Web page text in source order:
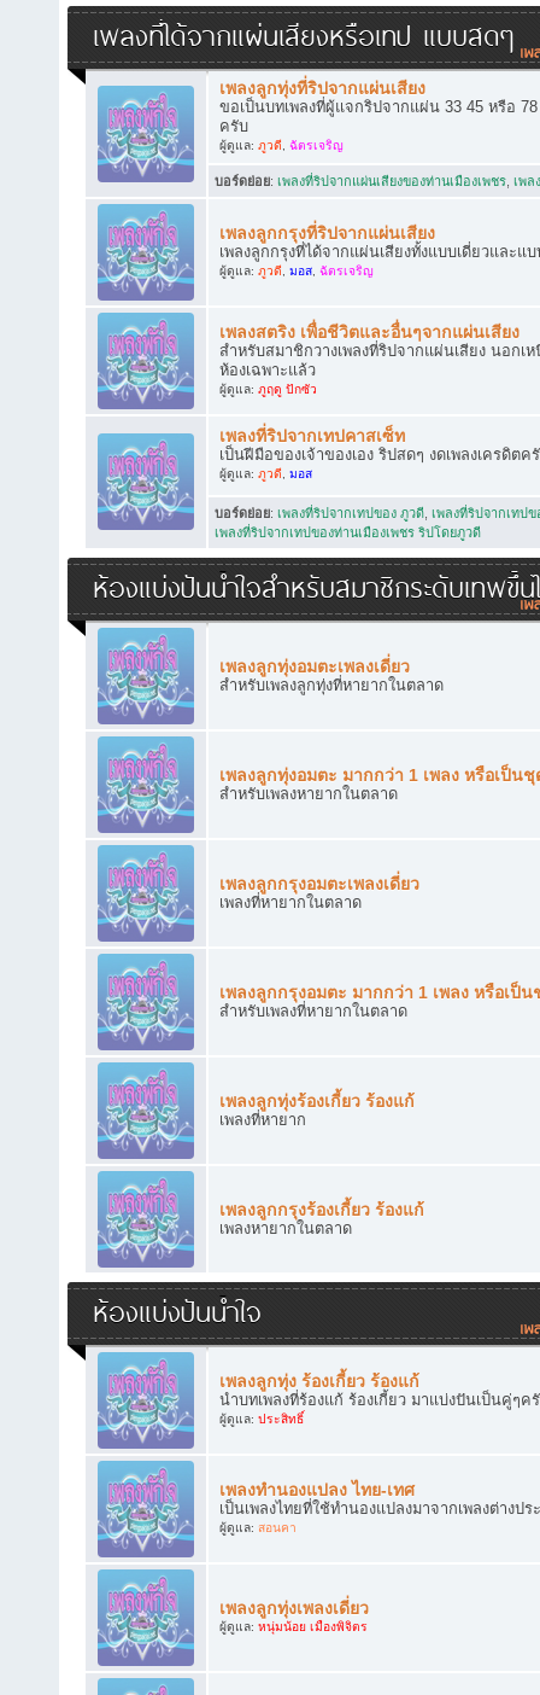
เพลงที่ได้จากแผ่นเสียงหรือเทป แบบสดๆ
เพลงลูกทุ่งที่ริปจากแผ่นเสียง
ขอเป็นบทเพลงที่ผู้แจกริปจากแผ่น 33 45 หรือ 78
ครับ
ผู้ดูแล: ภูวดี, ฉัตรเจริญ
บอร์ดย่อย: เพลงที่ริปจากแผ่นเสียงของท่านเมืองเพชร เพล
เพลงลูกกรุงที่ริปจากแผ่นเสียง
เพลงลูกกรุงที่ได้จากแผ่นเสียงทั้งแบบเดี่ยวและแ
ผู้ดูแล: ภูวดี, มอส, ฉัตรเจริญ
เพลงสตริง เพื่อชีวิตและอื่นๆจากแผ่นเสียง
สำหรับสมาชิกวางเพลงที่ริปจากแผ่นเสียง นอกเ
ห้องเฉพาะแล้ว
ผู้ดูแล: ภูฤดู ปักซัว
เพลงที่ริปจากเทปคาสเซ็ท
เป็นฝีมือของเจ้าของเอง ริปสดๆ งดเพลงเครดิตค
ผู้ดูแล: ภูวดี, มอส
บอร์ดย่อย: เพลงที่ริปจากเทปของ ภูวดี เพลงที่ริปจากเทป
เพลงที่ริปจากเทปของท่านเมืองเพชร ริปโดยภูวดี
ห้องแบ่งปันน้ำใจสำหรับสมาชิกระดับเทพขึ้น
เพลงลูกทุ่งอมตะเพลงเดี่ยว
สำหรับเพลงลูกทุ่งที่หายากในตลาด
เพลงลูกทุ่งอมตะ มากกว่า 1 เพลง หรือเป็นชุ
สำหรับเพลงหายากในตลาด
เพลงลูกกรุงอมตะเพลงเดี่ยว
เพลงที่หายากในตลาด
เพลงลูกกรุงอมตะ มากกว่า 1 เพลง หรือเป็น
สำหรับเพลงที่หายากในตลาด
เพลงลูกทุ่งร้องเกี้ยว ร้องแก้
เพลงที่หายาก
เพลงลูกกรุงร้องเกี้ยว ร้องแก้
เพลงหายากในตลาด
ห้องแบ่งปันน้ำใจ
เพลงลูกทุ่ง ร้องเกี้ยว ร้องแก้
นำบทเพลงที่ร้องแก้ ร้องเกี้ยว มาแบ่งปันเป็นคู่ๆค
ผู้ดูแล: ประสิทธิ์
เพลงทำนองแปลง ไทย-เทศ
เป็นเพลงไทยที่ใช้ทำนองแปลงมาจากเพลงต่างป
ผู้ดูแล: สอนคา
เพลงลูกทุ่งเพลงเดี่ยว
ผู้ดูแล: หนุ่มน้อย เมืองพิจิตร